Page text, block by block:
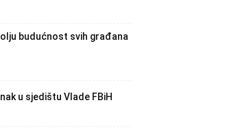
budućnost svih građana
u sjedištu Vlade FBiH